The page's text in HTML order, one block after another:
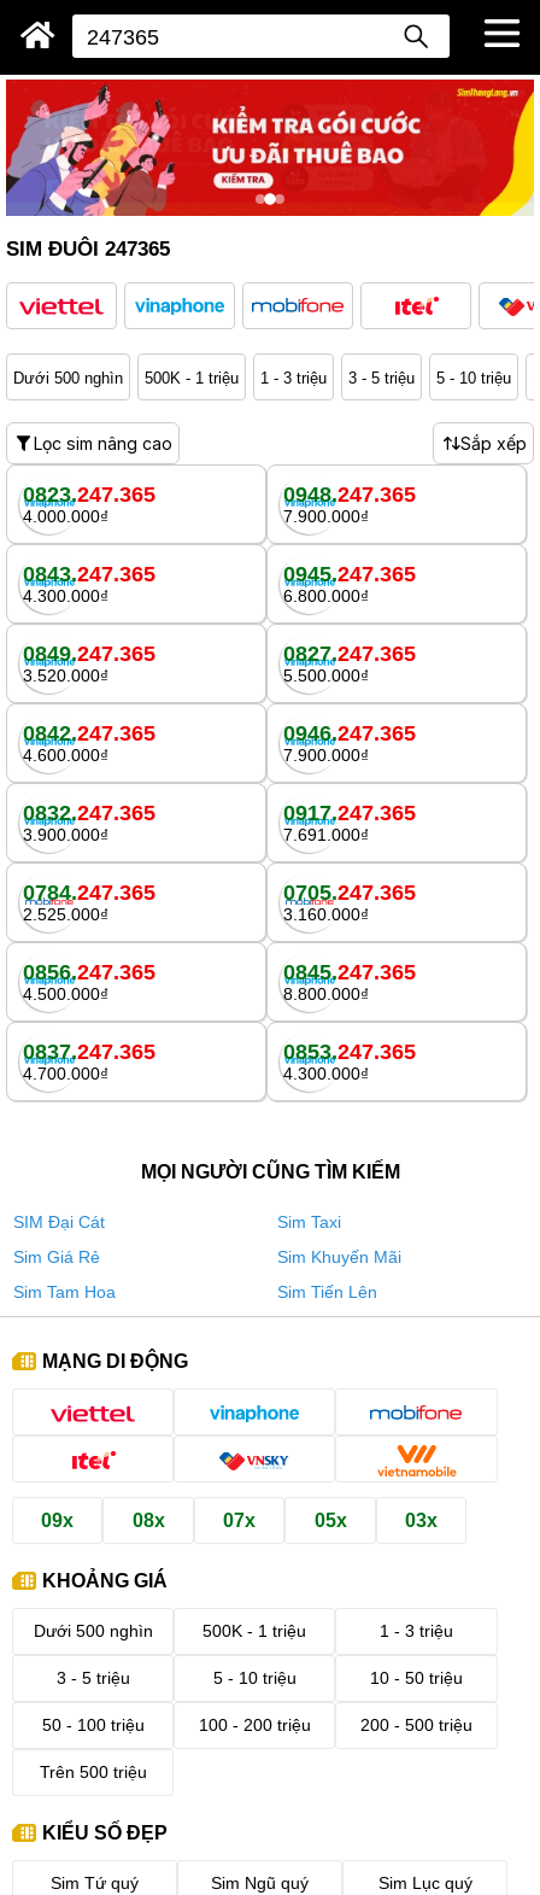
SIM ĐUÔI 247365
Dưới 500 nghìn 500K - 1 triệu 1 - 3 triệu 3 - 5 triệu 5 - 10 triệu
Lọc sim nâng cao Sắp xếp
0823.247.365
4.000.000₫
0948.247.365
7.900.000₫
0843.247.365
4.300.000₫
0945.247.365
6.800.000₫
0849.247.365
3.520.000₫
0827.247.365
5.500.000₫
0842.247.365
4.600.000₫
0946.247.365
7.900.000₫
0832.247.365
3.900.000₫
0917.247.365
7.691.000₫
0784.247.365
2.525.000₫
0705.247.365
3.160.000₫
0856.247.365
4.500.000₫
0845.247.365
8.800.000₫
0837.247.365
4.700.000₫
0853.247.365
4.300.000₫
MỌI NGƯỜI CŨNG TÌM KIẾM
SIM Đại Cát
Sim Taxi
Sim Giá Rẻ
Sim Khuyến Mãi
Sim Tam Hoa
Sim Tiến Lên
MẠNG DI ĐỘNG
09x 08x 07x 05x 03x
KHOẢNG GIÁ
Dưới 500 nghìn 500K - 1 triệu 1 - 3 triệu
3 - 5 triệu 5 - 10 triệu 10 - 50 triệu
50 - 100 triệu 100 - 200 triệu 200 - 500 triệu
Trên 500 triệu
KIỂU SỐ ĐẸP
Sim Tứ quý Sim Ngũ quý Sim Lục quý